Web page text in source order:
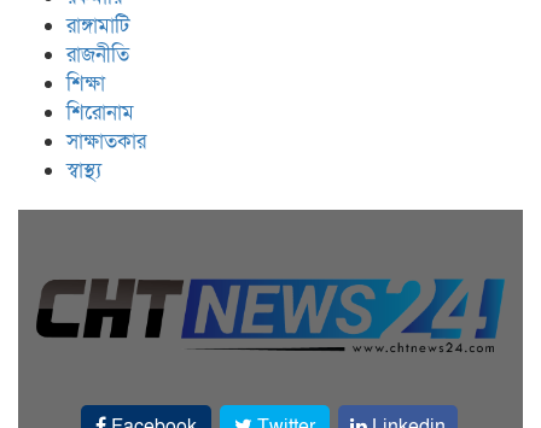
রাঙ্গামাটি
রাজনীতি
শিক্ষা
শিরোনাম
সাক্ষাতকার
স্বাস্থ্য